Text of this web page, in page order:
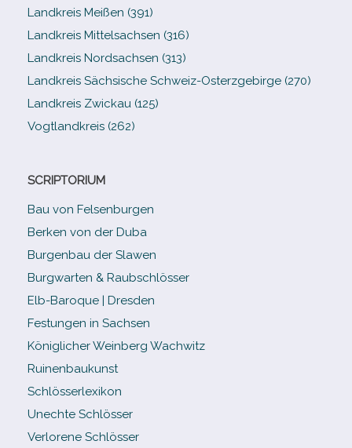
Landkreis Meißen (391)
Landkreis Mittelsachsen (316)
Landkreis Nordsachsen (313)
Landkreis Sächsische Schweiz-​Osterzgebirge (270)
Landkreis Zwickau (125)
Vogtlandkreis (262)
SCRIPTORIUM
Bau von Felsenburgen
Berken von der Duba
Burgenbau der Slawen
Burgwarten & Raubschlösser
Elb-​Baroque | Dresden
Festungen in Sachsen
Königlicher Weinberg Wachwitz
Ruinenbaukunst
Schlösserlexikon
Unechte Schlösser
Verlorene Schlösser